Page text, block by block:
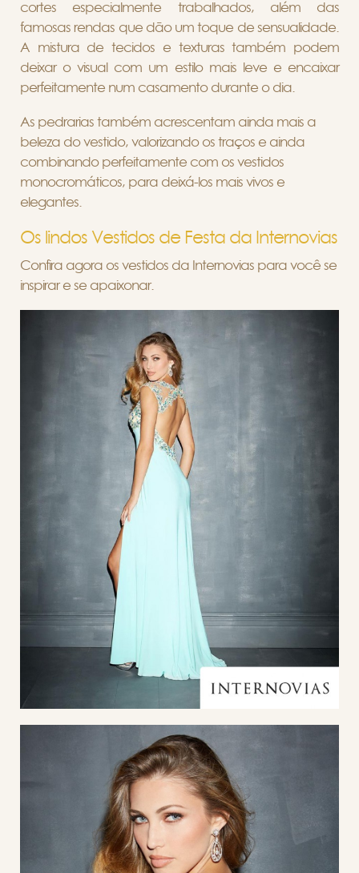
cortes especialmente trabalhados, além das
famosas rendas que dão um toque de sensualidade.
A mistura de tecidos e texturas também podem
deixar o visual com um estilo mais leve e encaixar
perfeitamente num casamento durante o dia.
As pedrarias também acrescentam ainda mais a
beleza do vestido, valorizando os traços e ainda
combinando perfeitamente com os vestidos
monocromáticos, para deixá-los mais vivos e
elegantes.
Os lindos Vestidos de Festa da Internovias
Confira agora os vestidos da Internovias para você se
inspirar e se apaixonar.